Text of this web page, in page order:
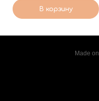
В корзину
Made on